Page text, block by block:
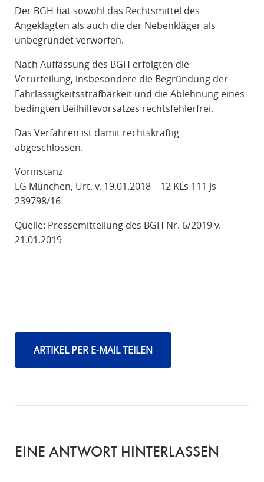
Der BGH hat sowohl das Rechtsmittel des
Angeklagten als auch die der Nebenkläger als
unbegründet verworfen.
Nach Auffassung des BGH erfolgten die
Verurteilung, insbesondere die Begründung der
Fahrlässigkeitsstrafbarkeit und die Ablehnung eines
bedingten Beilhilfevorsatzes rechtsfehlerfrei.
Das Verfahren ist damit rechtskräftig
abgeschlossen.
Vorinstanz
LG München, Urt. v. 19.01.2018 – 12 KLs 111 Js
239798/16
Quelle: Pressemitteilung des BGH Nr. 6/2019 v.
21.01.2019
ARTIKEL PER E-MAIL TEILEN
EINE ANTWORT HINTERLASSEN